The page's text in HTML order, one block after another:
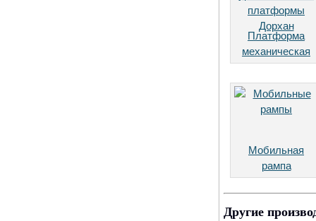
Платформа
механическая
Мобильная
рампа
Другие